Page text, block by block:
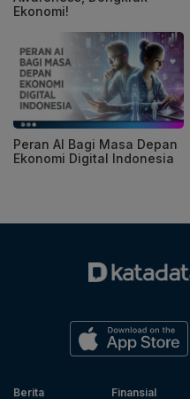
Ekonomi!
Peran AI Bagi Masa Depan
Ekonomi Digital Indonesia
Berita
Finansial